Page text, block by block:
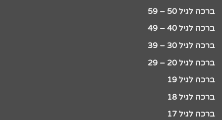
ברכה לגיל 50 – 59
ברכה לגיל 40 – 49
ברכה לגיל 30 – 39
ברכה לגיל 20 – 29
ברכה לגיל 19
ברכה לגיל 18
ברכה לגיל 17